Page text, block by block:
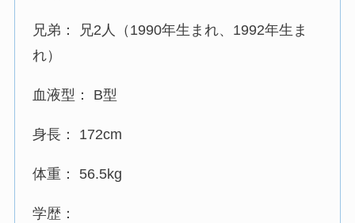
兄弟： 兄2人（1990年生まれ、1992年生ま
れ）
血液型： B型
身長： 172cm
体重： 56.5kg
学歴：